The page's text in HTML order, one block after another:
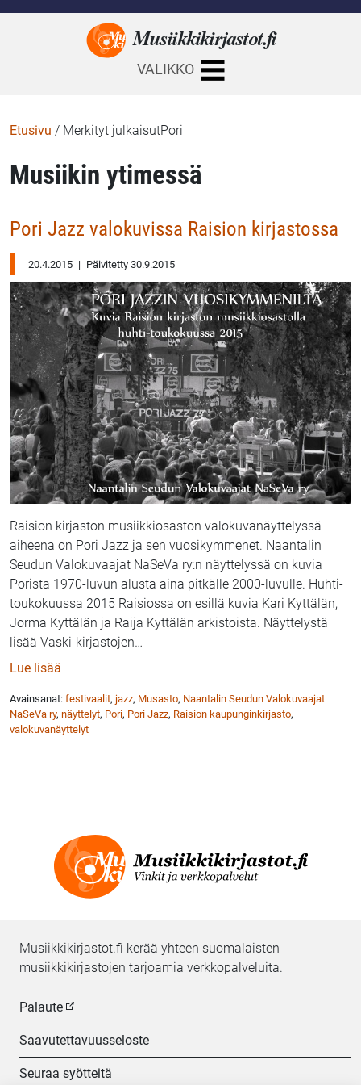
Musiikkikirjastot.fi
VALIKKO
Etusivu / Merkityt julkaisutPori
Musiikin ytimessä
Pori Jazz valokuvissa Raision kirjastossa
20.4.2015 | Päivitetty 30.9.2015
Raision kirjaston musiikkiosaston valokuvanäyttelyssä
aiheena on Pori Jazz ja sen vuosikymmenet. Naantalin
Seudun Valokuvaajat NaSeVa ry:n näyttelyssä on kuvia
Porista 1970-luvun alusta aina pitkälle 2000-luvulle. Huhti-
toukokuussa 2015 Raisiossa on esillä kuvia Kari Kyttälän,
Jorma Kyttälän ja Raija Kyttälän arkistoista. Näyttelystä
lisää Vaski-kirjastojen…
Lue lisää
Avainsanat: festivaalit, jazz, Musasto, Naantalin Seudun Valokuvaajat
NaSeVa ry, näyttelyt, Pori, Pori Jazz, Raision kaupunginkirjasto,
valokuvanäyttelyt
Musiikkikirjastot.fi kerää yhteen suomalaisten
musiikkikirjastojen tarjoamia verkkopalveluita.
Palaute
Saavutettavuusseloste
Seuraa syötteitä